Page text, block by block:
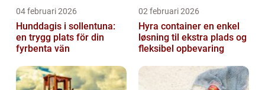
04 februari 2026
Hunddagis i sollentuna:
en trygg plats för din
fyrbenta vän
02 februari 2026
Hyra container en enkel
løsning til ekstra plads og
fleksibel opbevaring